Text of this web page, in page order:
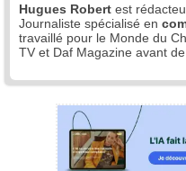
Hugues Robert est
Journaliste spécialisé en
travaillé pour le Monde du
TV et Daf Magazine avant